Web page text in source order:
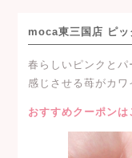
moca東三国店 ピッ
春らしいピンクと
感じさせる苺がカ
おすすめクーポンは